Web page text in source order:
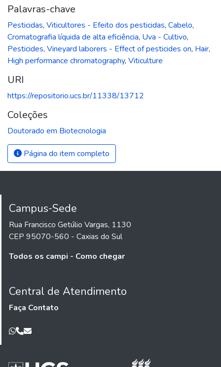
Palavras-chave
Pesticidas, Viticultores - Efeito dos pesticidas, Cabelo,
Cromatografia líquida de alta eficiência, Uva - Cultivo,
Pesticides, Vineyard laborers - Effect of pesticides on, Hair,
High performance chromatography, Viticulture
URI
https://repositorio.ucs.br/11338/13712
Coleções
Doutorado em Biotecnologia
Página do item completo
Campus-Sede
Rua Francisco Getúlio Vargas, 1130
CEP 95070-560 - Caxias do Sul
Todos os campi - Como chegar
Central de Atendimento
Faça Contato